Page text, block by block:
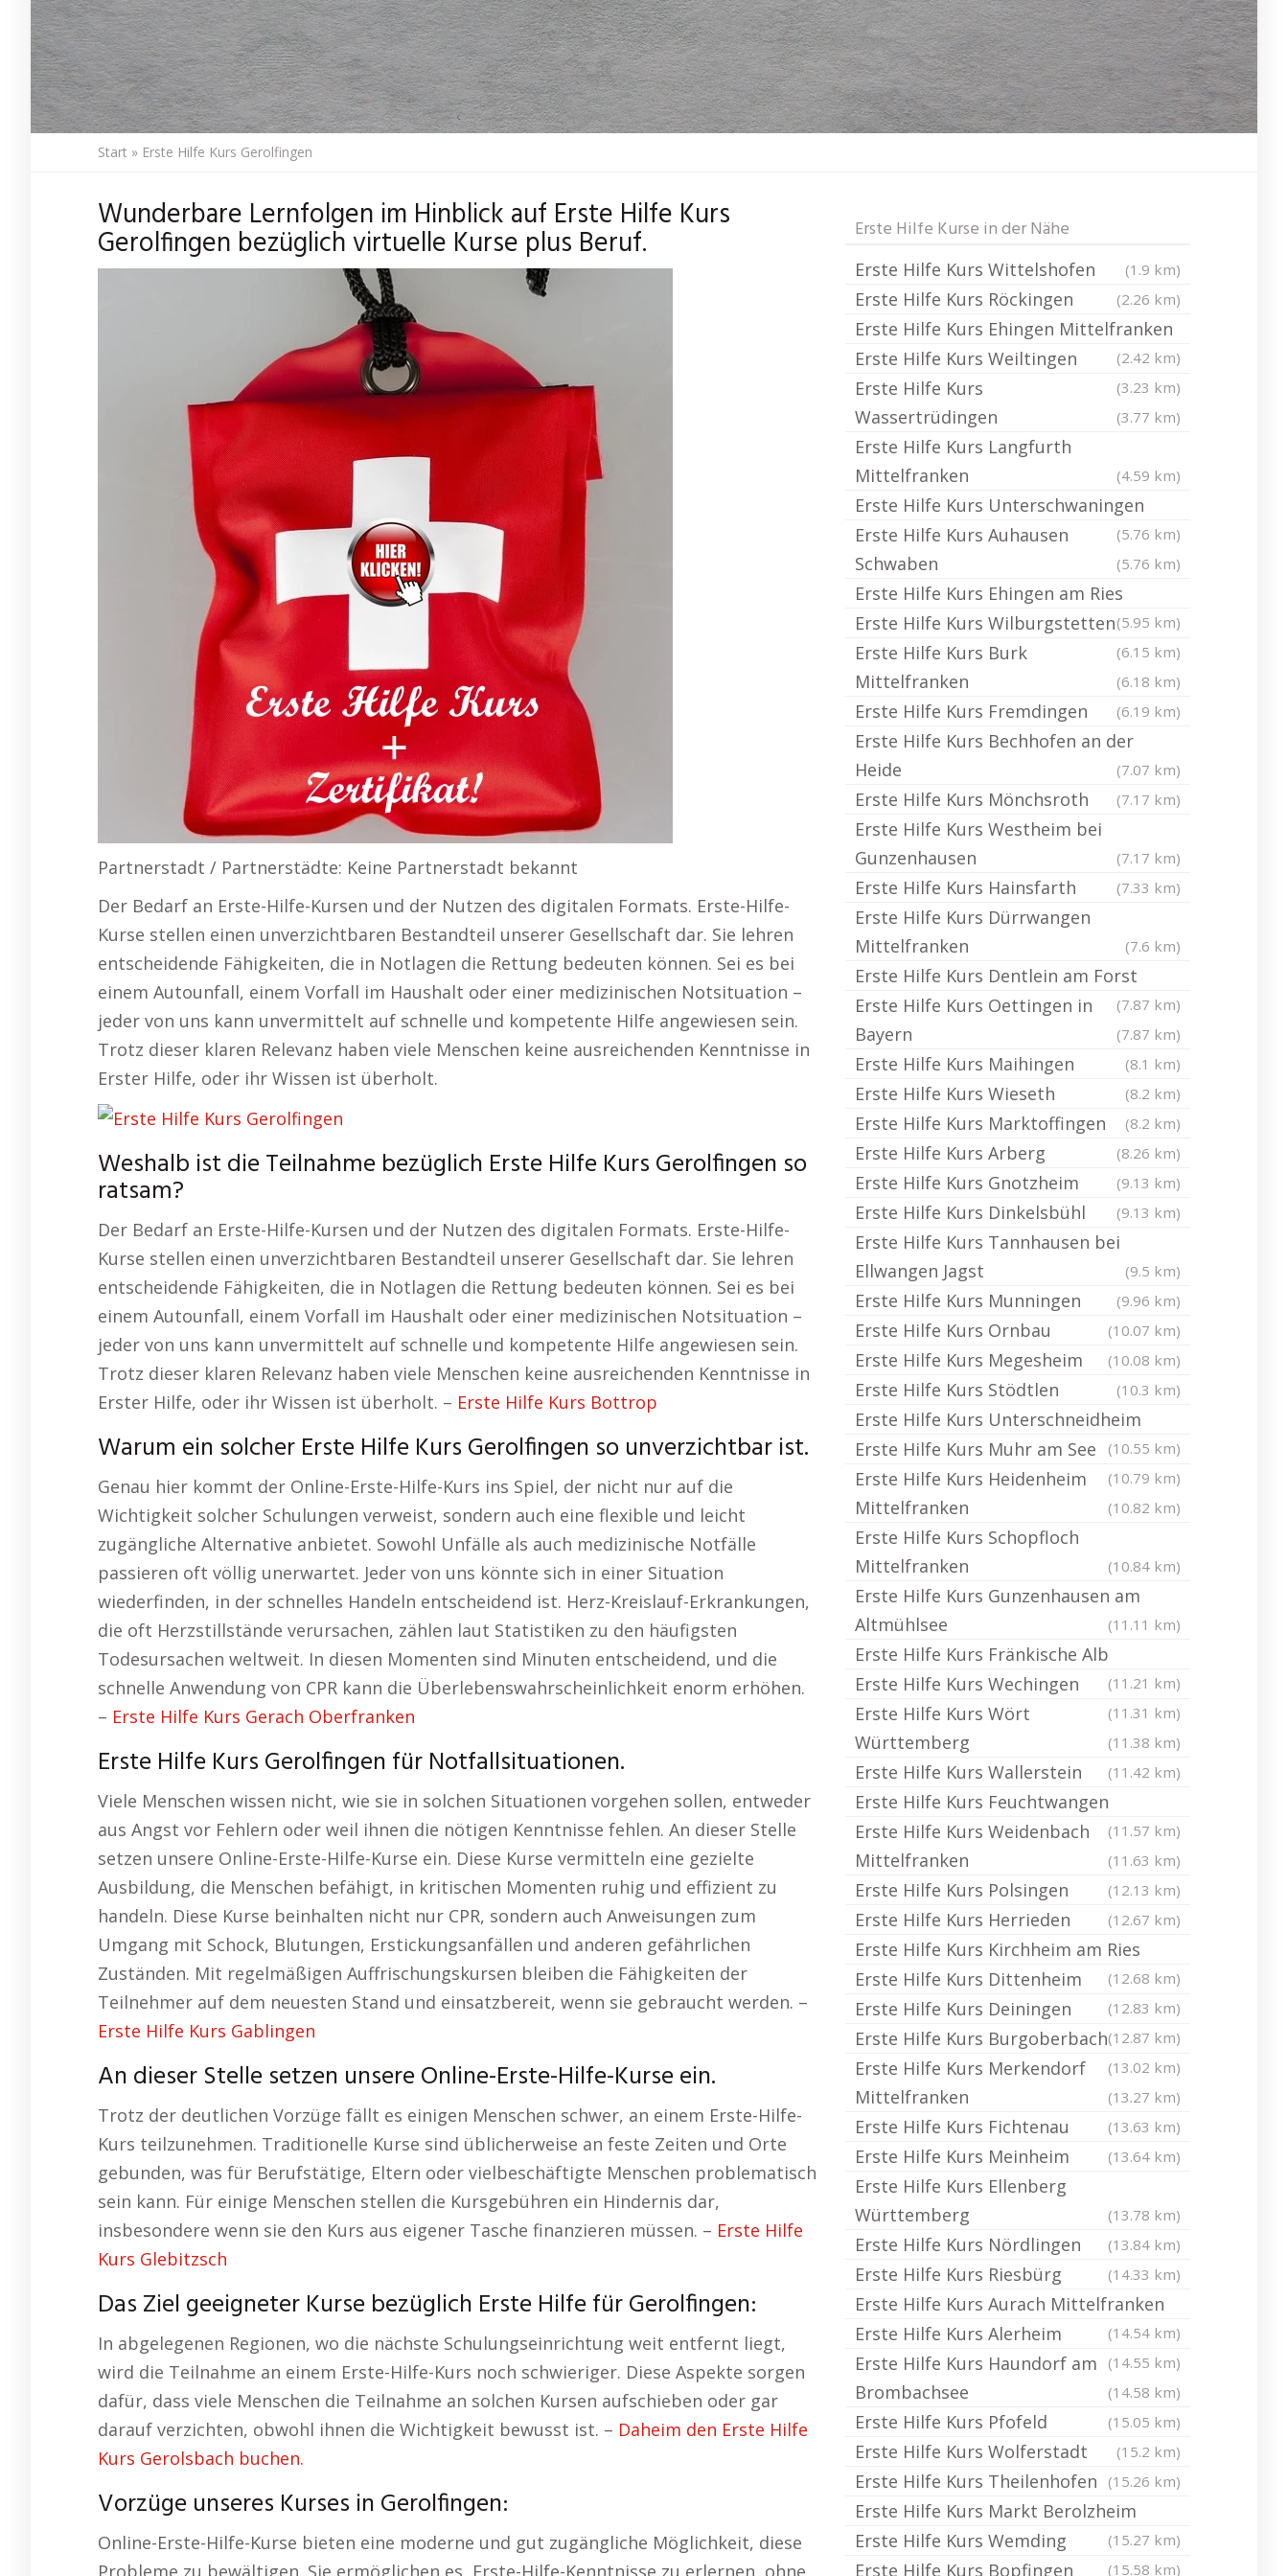
Start » Erste Hilfe Kurs Gerolfingen
Wunderbare Lernfolgen im Hinblick auf Erste Hilfe Kurs
Gerolfingen bezüglich virtuelle Kurse plus Beruf.
Partnerstadt / Partnerstädte: Keine Partnerstadt bekannt
Der Bedarf an Erste-Hilfe-Kursen und der Nutzen des digitalen Formats. Erste-Hilfe-
Kurse stellen einen unverzichtbaren Bestandteil unserer Gesellschaft dar. Sie lehren
entscheidende Fähigkeiten, die in Notlagen die Rettung bedeuten können. Sei es bei
einem Autounfall, einem Vorfall im Haushalt oder einer medizinischen Notsituation –
jeder von uns kann unvermittelt auf schnelle und kompetente Hilfe angewiesen sein.
Trotz dieser klaren Relevanz haben viele Menschen keine ausreichenden Kenntnisse in
Erster Hilfe, oder ihr Wissen ist überholt.
Weshalb ist die Teilnahme bezüglich Erste Hilfe Kurs Gerolfingen so
ratsam?
Der Bedarf an Erste-Hilfe-Kursen und der Nutzen des digitalen Formats. Erste-Hilfe-
Kurse stellen einen unverzichtbaren Bestandteil unserer Gesellschaft dar. Sie lehren
entscheidende Fähigkeiten, die in Notlagen die Rettung bedeuten können. Sei es bei
einem Autounfall, einem Vorfall im Haushalt oder einer medizinischen Notsituation –
jeder von uns kann unvermittelt auf schnelle und kompetente Hilfe angewiesen sein.
Trotz dieser klaren Relevanz haben viele Menschen keine ausreichenden Kenntnisse in
Erster Hilfe, oder ihr Wissen ist überholt. – Erste Hilfe Kurs Bottrop
Warum ein solcher Erste Hilfe Kurs Gerolfingen so unverzichtbar ist.
Genau hier kommt der Online-Erste-Hilfe-Kurs ins Spiel, der nicht nur auf die
Wichtigkeit solcher Schulungen verweist, sondern auch eine flexible und leicht
zugängliche Alternative anbietet. Sowohl Unfälle als auch medizinische Notfälle
passieren oft völlig unerwartet. Jeder von uns könnte sich in einer Situation
wiederfinden, in der schnelles Handeln entscheidend ist. Herz-Kreislauf-Erkrankungen,
die oft Herzstillstände verursachen, zählen laut Statistiken zu den häufigsten
Todesursachen weltweit. In diesen Momenten sind Minuten entscheidend, und die
schnelle Anwendung von CPR kann die Überlebenswahrscheinlichkeit enorm erhöhen.
– Erste Hilfe Kurs Gerach Oberfranken
Erste Hilfe Kurs Gerolfingen für Notfallsituationen.
Viele Menschen wissen nicht, wie sie in solchen Situationen vorgehen sollen, entweder
aus Angst vor Fehlern oder weil ihnen die nötigen Kenntnisse fehlen. An dieser Stelle
setzen unsere Online-Erste-Hilfe-Kurse ein. Diese Kurse vermitteln eine gezielte
Ausbildung, die Menschen befähigt, in kritischen Momenten ruhig und effizient zu
handeln. Diese Kurse beinhalten nicht nur CPR, sondern auch Anweisungen zum
Umgang mit Schock, Blutungen, Erstickungsanfällen und anderen gefährlichen
Zuständen. Mit regelmäßigen Auffrischungskursen bleiben die Fähigkeiten der
Teilnehmer auf dem neuesten Stand und einsatzbereit, wenn sie gebraucht werden. –
Erste Hilfe Kurs Gablingen
An dieser Stelle setzen unsere Online-Erste-Hilfe-Kurse ein.
Trotz der deutlichen Vorzüge fällt es einigen Menschen schwer, an einem Erste-Hilfe-
Kurs teilzunehmen. Traditionelle Kurse sind üblicherweise an feste Zeiten und Orte
gebunden, was für Berufstätige, Eltern oder vielbeschäftigte Menschen problematisch
sein kann. Für einige Menschen stellen die Kursgebühren ein Hindernis dar,
insbesondere wenn sie den Kurs aus eigener Tasche finanzieren müssen. – Erste Hilfe
Kurs Glebitzsch
Das Ziel geeigneter Kurse bezüglich Erste Hilfe für Gerolfingen:
In abgelegenen Regionen, wo die nächste Schulungseinrichtung weit entfernt liegt,
wird die Teilnahme an einem Erste-Hilfe-Kurs noch schwieriger. Diese Aspekte sorgen
dafür, dass viele Menschen die Teilnahme an solchen Kursen aufschieben oder gar
darauf verzichten, obwohl ihnen die Wichtigkeit bewusst ist. – Daheim den Erste Hilfe
Kurs Gerolsbach buchen.
Vorzüge unseres Kurses in Gerolfingen:
Online-Erste-Hilfe-Kurse bieten eine moderne und gut zugängliche Möglichkeit, diese
Probleme zu bewältigen. Sie ermöglichen es, Erste-Hilfe-Kenntnisse zu erlernen, ohne
Erste Hilfe Kurse in der Nähe
Erste Hilfe Kurs Wittelshofen (1.9 km)
Erste Hilfe Kurs Röckingen (2.26 km)
Erste Hilfe Kurs Ehingen Mittelfranken
(2.42 km)
Erste Hilfe Kurs Weiltingen
(3.23 km)
Erste Hilfe Kurs
Wassertrüdingen
(3.77 km)
Erste Hilfe Kurs Langfurth
Mittelfranken
(4.59 km)
Erste Hilfe Kurs Unterschwaningen
(5.76 km)
Erste Hilfe Kurs Auhausen
Schwaben
(5.76 km)
Erste Hilfe Kurs Ehingen am Ries
(5.95 km)
Erste Hilfe Kurs Wilburgstetten
(6.15 km)
Erste Hilfe Kurs Burk
Mittelfranken
(6.18 km)
Erste Hilfe Kurs Fremdingen (6.19 km)
Erste Hilfe Kurs Bechhofen an der
Heide
(7.07 km)
Erste Hilfe Kurs Mönchsroth (7.17 km)
Erste Hilfe Kurs Westheim bei
Gunzenhausen
(7.17 km)
Erste Hilfe Kurs Hainsfarth (7.33 km)
Erste Hilfe Kurs Dürrwangen
Mittelfranken
(7.6 km)
Erste Hilfe Kurs Dentlein am Forst
(7.87 km)
Erste Hilfe Kurs Oettingen in
Bayern
(7.87 km)
Erste Hilfe Kurs Maihingen (8.1 km)
Erste Hilfe Kurs Wieseth (8.2 km)
Erste Hilfe Kurs Marktoffingen (8.2 km)
Erste Hilfe Kurs Arberg (8.26 km)
Erste Hilfe Kurs Gnotzheim (9.13 km)
Erste Hilfe Kurs Dinkelsbühl (9.13 km)
Erste Hilfe Kurs Tannhausen bei
Ellwangen Jagst
(9.5 km)
Erste Hilfe Kurs Munningen (9.96 km)
Erste Hilfe Kurs Ornbau (10.07 km)
Erste Hilfe Kurs Megesheim (10.08 km)
Erste Hilfe Kurs Stödtlen (10.3 km)
Erste Hilfe Kurs Unterschneidheim
(10.55 km)
Erste Hilfe Kurs Muhr am See
(10.79 km)
Erste Hilfe Kurs Heidenheim
Mittelfranken
(10.82 km)
Erste Hilfe Kurs Schopfloch
Mittelfranken
(10.84 km)
Erste Hilfe Kurs Gunzenhausen am
Altmühlsee
(11.11 km)
Erste Hilfe Kurs Fränkische Alb
(11.21 km)
Erste Hilfe Kurs Wechingen
(11.31 km)
Erste Hilfe Kurs Wört
Württemberg
(11.38 km)
Erste Hilfe Kurs Wallerstein (11.42 km)
Erste Hilfe Kurs Feuchtwangen
(11.57 km)
Erste Hilfe Kurs Weidenbach
Mittelfranken
(11.63 km)
Erste Hilfe Kurs Polsingen (12.13 km)
Erste Hilfe Kurs Herrieden (12.67 km)
Erste Hilfe Kurs Kirchheim am Ries
(12.68 km)
Erste Hilfe Kurs Dittenheim
(12.83 km)
Erste Hilfe Kurs Deiningen
(12.87 km)
Erste Hilfe Kurs Burgoberbach
(13.02 km)
Erste Hilfe Kurs Merkendorf
Mittelfranken
(13.27 km)
Erste Hilfe Kurs Fichtenau (13.63 km)
Erste Hilfe Kurs Meinheim (13.64 km)
Erste Hilfe Kurs Ellenberg
Württemberg
(13.78 km)
Erste Hilfe Kurs Nördlingen (13.84 km)
Erste Hilfe Kurs Riesbürg (14.33 km)
Erste Hilfe Kurs Aurach Mittelfranken
(14.54 km)
Erste Hilfe Kurs Alerheim
(14.55 km)
Erste Hilfe Kurs Haundorf am
Brombachsee
(14.58 km)
Erste Hilfe Kurs Pfofeld (15.05 km)
Erste Hilfe Kurs Wolferstadt (15.2 km)
Erste Hilfe Kurs Theilenhofen (15.26 km)
Erste Hilfe Kurs Markt Berolzheim
(15.27 km)
Erste Hilfe Kurs Wemding
(15.58 km)
Erste Hilfe Kurs Bopfingen